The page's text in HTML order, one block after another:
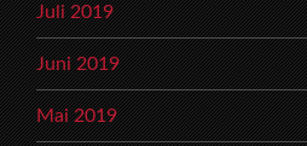
Juli 2019
Juni 2019
Mai 2019